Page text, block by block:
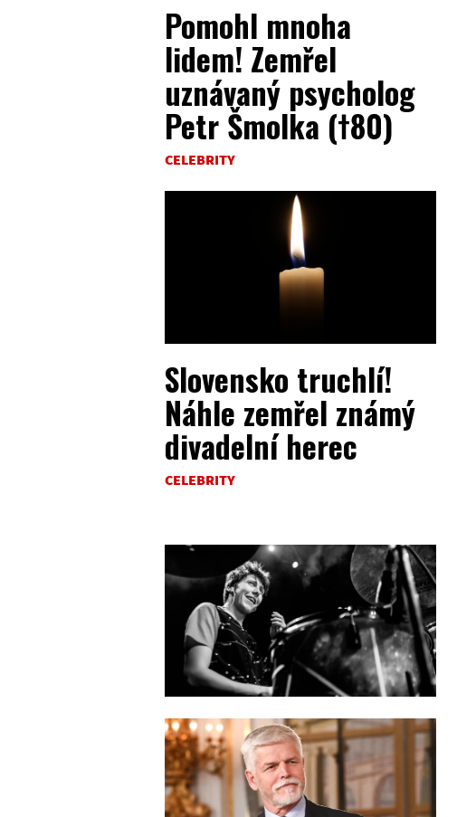
Pomohl mnoha
lidem! Zemřel
uznávaný psycholog
Petr Šmolka (†80)
CELEBRITY
Slovensko truchlí!
Náhle zemřel známý
divadelní herec
CELEBRITY